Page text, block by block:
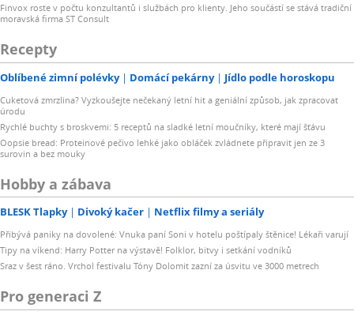
Finvox roste v počtu konzultantů i službách pro klienty. Jeho součástí se stává tradiční
moravská firma ST Consult
Recepty
Oblíbené zimní polévky Domácí pekárny Jídlo podle horoskopu
Cuketová zmrzlina? Vyzkoušejte nečekaný letní hit a geniální způsob, jak zpracovat
úrodu
Rychlé buchty s broskvemi: 5 receptů na sladké letní moučníky, které mají šťávu
Oopsie bread: Proteinové pečivo lehké jako obláček zvládnete připravit jen ze 3
surovin a bez mouky
Hobby a zábava
BLESK Tlapky Divoký kačer Netflix filmy a seriály
Přibývá paniky na dovolené: Vnuka paní Soni v hotelu poštípaly štěnice! Lékaři varují
Tipy na víkend: Harry Potter na výstavě! Folklor, bitvy i setkání vodníků
Sraz v šest ráno. Vrchol festivalu Tóny Dolomit zazní za úsvitu ve 3000 metrech
Pro generaci Z